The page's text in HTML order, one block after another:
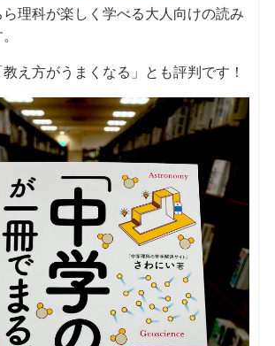
理科が楽しく学べる大人向けの読み
え方がうまくなる」とも評判です！